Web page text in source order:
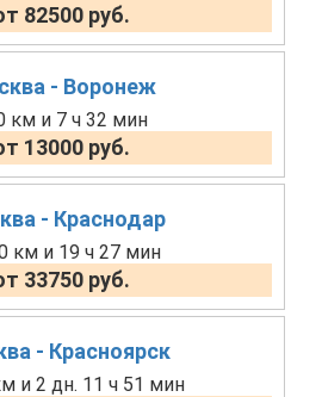
82500 руб.
- Воронеж
км и 7 ч 32 мин
13000 руб.
- Краснодар
км и 19 ч 27 мин
33750 руб.
- Красноярск
и 2 дн. 11 ч 51 мин